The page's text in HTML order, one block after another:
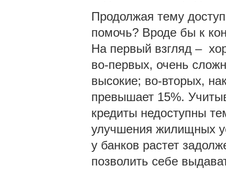
Продолжая тему
помочь? Вроде бы к
На первый взгляд –
во-первых, очень
высокие; во-вторых,
превышает 15%.
кредиты недоступны
улучшения жилищных
у банков растет
позволить себе